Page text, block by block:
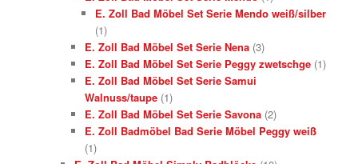
E. Zoll Bad Möbel Set Serie Mendo weiß/silber
(1)
E. Zoll Bad Möbel Set Serie Nena (3)
E. Zoll Bad Möbel Set Serie Peggy zwetschge (1)
E. Zoll Bad Möbel Set Serie Samui
Walnuss/taupe (1)
E. Zoll Bad Möbel Set Serie Savona (2)
E. Zoll Badmöbel Bad Serie Möbel Peggy weiß
(1)